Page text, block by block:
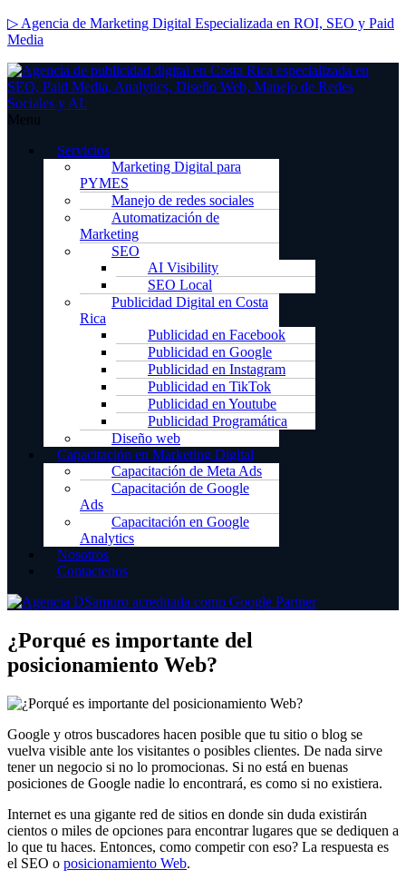
▷ Agencia de Marketing Digital Especializada en ROI, SEO y Paid
Media
Menu
Servicios
Marketing Digital para
PYMES
Manejo de redes sociales
Automatización de
Marketing
SEO
AI Visibility
SEO Local
Publicidad Digital en Costa
Rica
Publicidad en Facebook
Publicidad en Google
Publicidad en Instagram
Publicidad en TikTok
Publicidad en Youtube
Publicidad Programática
Diseño web
Capacitación en Marketing Digital
Capacitación de Meta Ads
Capacitación de Google
Ads
Capacitación en Google
Analytics
Nosotros
Contactenos
¿Porqué es importante del
posicionamiento Web?
Google y otros buscadores hacen posible que tu sitio o blog se
vuelva visible ante los visitantes o posibles clientes. De nada sirve
tener un negocio si no lo promocionas. Si no está en buenas
posiciones de Google nadie lo encontrará, es como si no existiera.
Internet es una gigante red de sitios en donde sin duda existirán
cientos o miles de opciones para encontrar lugares que se dediquen a
lo que tu haces. Entonces, como competir con eso? La respuesta es
el SEO o posicionamiento Web.